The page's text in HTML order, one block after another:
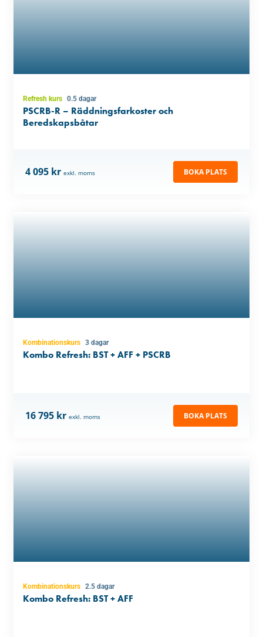
Refresh kurs 0.5 dagar
PSCRB-R – Räddningsfarkoster och
Beredskapsbåtar
4 095 kr exkl. moms BOKA PLATS
Kombinationskurs 3 dagar
Kombo Refresh: BST + AFF + PSCRB
16 795 kr exkl. moms BOKA PLATS
Kombinationskurs 2.5 dagar
Kombo Refresh: BST + AFF